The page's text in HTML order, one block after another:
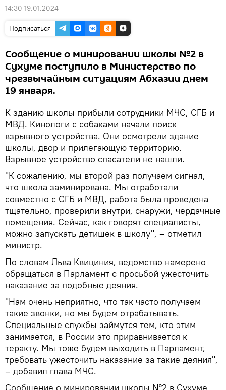
14:30 19.01.2024
Подписаться
Сообщение о минировании школы №2 в
Сухуме поступило в Министерство по
чрезвычайным ситуациям Абхазии днем
19 января.
К зданию школы прибыли сотрудники МЧС, СГБ и
МВД. Кинологи с собаками начали поиск
взрывного устройства. Они осмотрели здание
школы, двор и прилегающую территорию.
Взрывное устройство спасатели не нашли.
"К сожалению, мы второй раз получаем сигнал,
что школа заминирована. Мы отработали
совместно с СГБ и МВД, работа была проведена
тщательно, проверили внутри, снаружи, чердачные
помещения. Сейчас, как говорят специалисты,
можно запускать детишек в школу", – отметил
министр.
По словам Льва Квициния, ведомство намерено
обращаться в Парламент с просьбой ужесточить
наказание за подобные деяния.
"Нам очень неприятно, что так часто получаем
такие звонки, но мы будем отрабатывать.
Специальные службы займутся тем, кто этим
занимается, в России это приравнивается к
теракту. Мы тоже будем выходить в Парламент,
требовать ужесточить наказание за такие деяния",
– добавил глава МЧС.